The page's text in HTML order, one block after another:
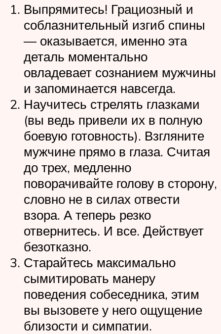
Выпрямитесь! Грациозный и
соблазнительный изгиб спины
— оказывается, именно эта
деталь моментально
овладевает сознанием мужчины
и запоминается навсегда.
Научитесь стрелять глазками
(вы ведь привели их в полную
боевую готовность). Взгляните
мужчине прямо в глаза. Считая
до трех, медленно
поворачивайте голову в сторону,
словно не в силах отвести
взора. А теперь резко
отвернитесь. И все. Действует
безотказно.
Старайтесь максимально
сымитировать манеру
поведения собеседника, этим
вы вызовете у него ощущение
близости и симпатии.